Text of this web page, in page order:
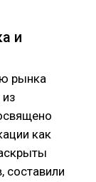
и
рынка
как
составили